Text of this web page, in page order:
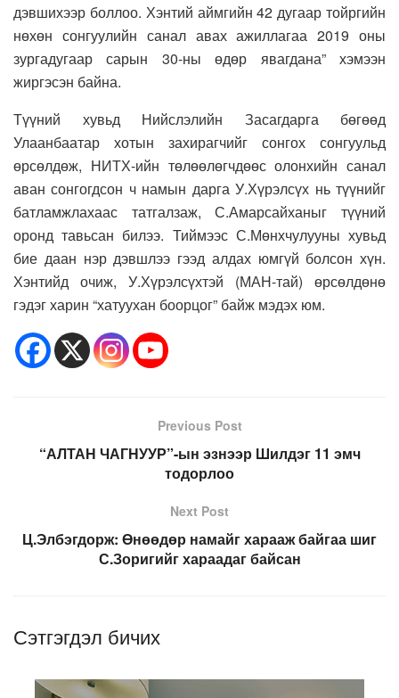
дэвшихээр боллоо. Хэнтий аймгийн 42 дугаар тойргийн
нөхөн сонгуулийн санал авах ажиллагаа 2019 оны
зургадугаар сарын 30-ны өдөр явагдана” хэмээн
жиргэсэн байна.
Түүний хувьд Нийслэлийн Засагдарга бөгөөд
Улаанбаатар хотын захирагчийг сонгох сонгуульд
өрсөлдөж, НИТХ-ийн төлөөлөгчдөөс олонхийн санал
аван сонгогдсон ч намын дарга У.Хүрэлсүх нь түүнийг
батламжлахаас татгалзаж, С.Амарсайханыг түүний
оронд тавьсан билээ. Тиймээс С.Мөнхчулууны хувьд
бие даан нэр дэвшлээ гээд алдах юмгүй болсон хүн.
Хэнтийд очиж, У.Хүрэлсүхтэй (МАН-тай) өрсөлдөнө
гэдэг харин “хатуухан боорцог” байж мэдэх юм.
Previous Post
“АЛТАН ЧАГНУУР”-ын эзнээр Шилдэг 11 эмч
тодорлоо
Next Post
Ц.Элбэгдорж: Өнөөдөр намайг харааж байгаа шиг
С.Зоригийг хараадаг байсан
Сэтгэгдэл бичих